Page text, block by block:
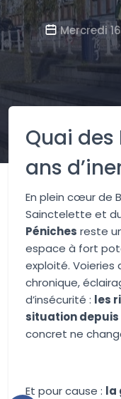
Mercredi
Quai des
ans
En plein cœur de
Sainctelette et
Péniches reste
espace à fort
exploité.
chronique,
d’insécurité : les
situation depuis
concret ne
Et pour cause : la